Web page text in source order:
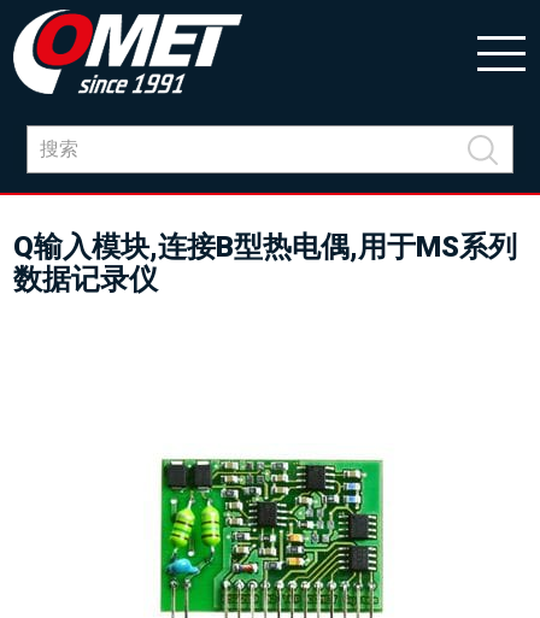
Q输入模块,连接B型热电偶,用于MS系列
数据记录仪